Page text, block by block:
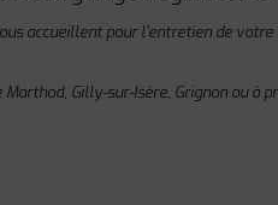
accueillent pour l'entretien de
Marthod, Gilly-sur-Isère, Grignon ou à